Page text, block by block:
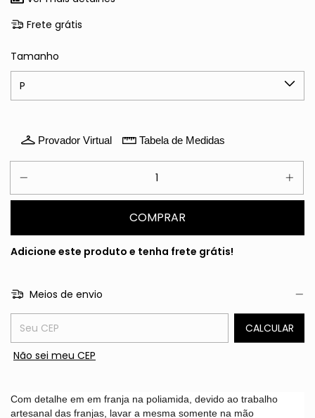
Frete grátis
Tamanho
Provador Virtual Tabela de Medidas
Adicione este produto e tenha frete grátis!
Meios de envio
Entregas para o CEP:
CALCULAR
Não sei meu CEP
Com detalhe em em franja na poliamida, devido ao trabalho
artesanal das franjas, lavar a mesma somente na mão